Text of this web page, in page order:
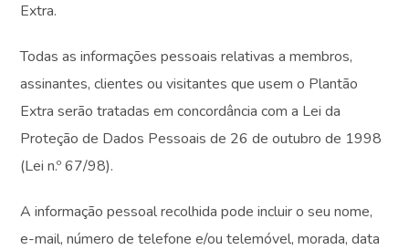
Extra.
Todas as informações pessoais relativas a membros,
assinantes, clientes ou visitantes que usem o Plantão
Extra serão tratadas em concordância com a Lei da
Proteção de Dados Pessoais de 26 de outubro de 1998
(Lei n.º 67/98).
A informação pessoal recolhida pode incluir o seu nome,
e-mail, número de telefone e/ou telemóvel, morada, data